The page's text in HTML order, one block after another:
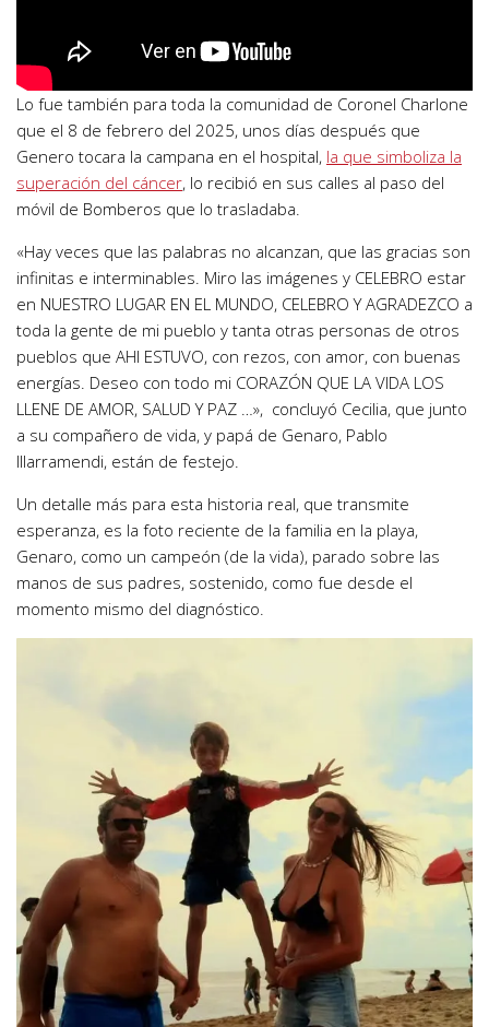
Lo fue también para toda la comunidad de Coronel Charlone
que el 8 de febrero del 2025, unos días después que
Genero tocara la campana en el hospital, la que simboliza la
superación del cáncer, lo recibió en sus calles al paso del
móvil de Bomberos que lo trasladaba.
«Hay veces que las palabras no alcanzan, que las gracias son
infinitas e interminables. Miro las imágenes y CELEBRO estar
en NUESTRO LUGAR EN EL MUNDO, CELEBRO Y AGRADEZCO a
toda la gente de mi pueblo y tanta otras personas de otros
pueblos que AHI ESTUVO, con rezos, con amor, con buenas
energías. Deseo con todo mi CORAZÓN QUE LA VIDA LOS
LLENE DE AMOR, SALUD Y PAZ …», concluyó Cecilia, que junto
a su compañero de vida, y papá de Genaro, Pablo
Illarramendi, están de festejo.
Un detalle más para esta historia real, que transmite
esperanza, es la foto reciente de la familia en la playa,
Genaro, como un campeón (de la vida), parado sobre las
manos de sus padres, sostenido, como fue desde el
momento mismo del diagnóstico.